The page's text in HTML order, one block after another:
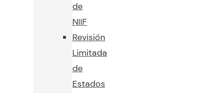
de
NIIF
Revisión
Limitada
de
Estados